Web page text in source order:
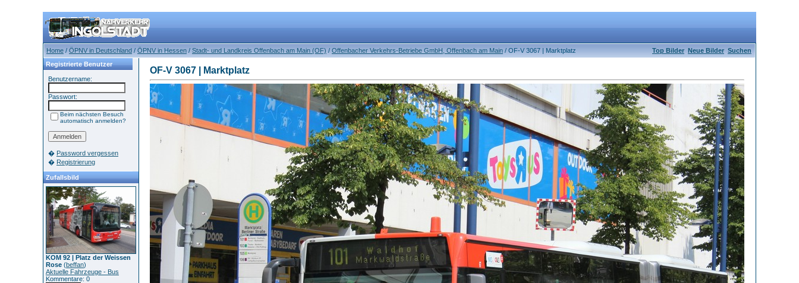
Home / ÖPNV in Deutschland / ÖPNV in Hessen / Stadt- und Landkreis Offenbach am Main (OF) / Offenbacher Verkehrs-Betriebe GmbH, Offenbach am Main / OF-V 3067 | Marktplatz Top Bilder Neue Bilder Suchen
Registrierte Benutzer
Benutzername:
Passwort:
Beim nächsten Besuch
automatisch anmelden?
� Password vergessen
� Registrierung
Zufallsbild
KOM 92 | Platz der Weissen
Rose (beffan)
Aktuelle Fahrzeuge - Bus
Kommentare: 0
OF-V 3067 | Marktplatz